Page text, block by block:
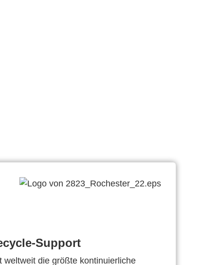
Support
weltweit die größte kontinuierliche